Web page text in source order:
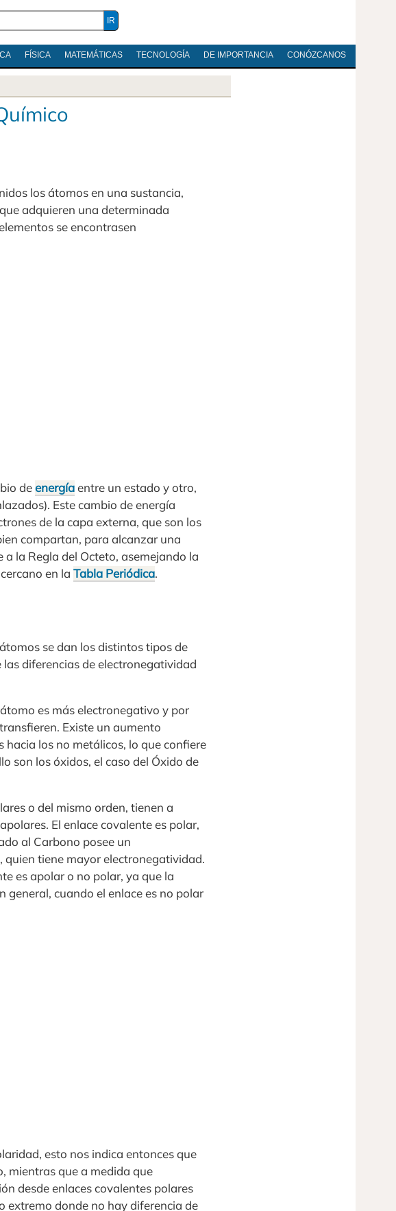
FÍSICA MATEMÁTICAS TECNOLOGÍA DE IMPORTANCIA CONÓZCANOS
los átomos en una sustancia,
adquieren una determinada
se encontrasen
deenergíaentre un estado y otro,
Este cambio de energía
de la capa externa, que son los
compartan, para alcanzar una
la Regla del Octeto, asemejando la
en la Tabla Periódica.
se dan los distintos tipos de
diferencias de electronegatividad
es más electronegativo y por
Existe un aumento
los no metálicos, lo que confiere
son los óxidos, el caso del Óxido de
o del mismo orden, tienen a
El enlace covalente es polar,
al Carbono posee un
quien tiene mayor electronegatividad.
es apolar o no polar, ya que la
general, cuando el enlace es no polar
esto nos indica entonces que
mientras que a medida que
desde enlaces covalentes polares
extremo donde no hay diferencia de